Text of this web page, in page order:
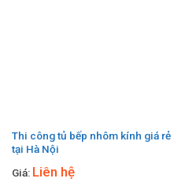
Thi công tủ bếp nhôm kính giá rẻ
tại Hà Nội
Giá: Liên hệ